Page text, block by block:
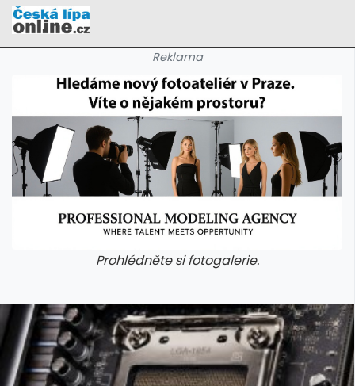
Reklama
Prohlédněte si fotogalerie.